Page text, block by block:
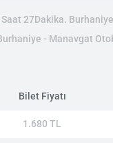
27Dakika.
- Manavgat
Bilet Fiyatı
1.680 TL